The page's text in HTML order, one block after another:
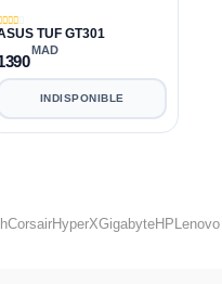
TUF GT301
MAD
INDISPONIBLE
CorsairHyperXGigabyteHP Lenovo